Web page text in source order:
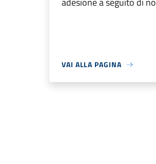
VAI ALLA PAGINA